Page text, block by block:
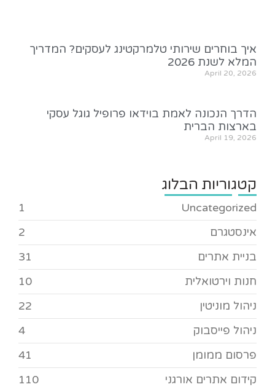
איך בוחרים שירותי טלמרקטינג לעסקים? המדריך
המלא לשנת 2026
April 20, 2026
הדרך הנכונה לאמת בוידאו פרופיל גוגל עסקי
בארצות הברית
April 19, 2026
קטגוריות הבלוג
Uncategorized
1
אינסטגרם
2
בניית אתרים
31
חנות וירטואלית
10
ניהול מוניטין
22
ניהול פייסבוק
4
פרסום ממומן
41
קידום אתרים אורגני
110